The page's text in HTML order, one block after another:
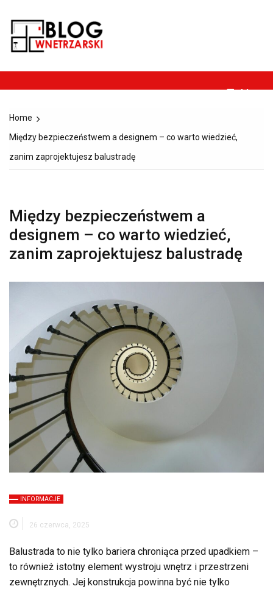
content
architektura.
Menu
Home
Między bezpieczeństwem a designem – co warto wiedzieć,
zanim zaprojektujesz balustradę
Między bezpieczeństwem a
designem – co warto wiedzieć,
zanim zaprojektujesz balustradę
INFORMACJE
26 czerwca, 2025
Balustrada to nie tylko bariera chroniąca przed upadkiem –
to również istotny element wystroju wnętrz i przestrzeni
zewnętrznych. Jej konstrukcja powinna być nie tylko